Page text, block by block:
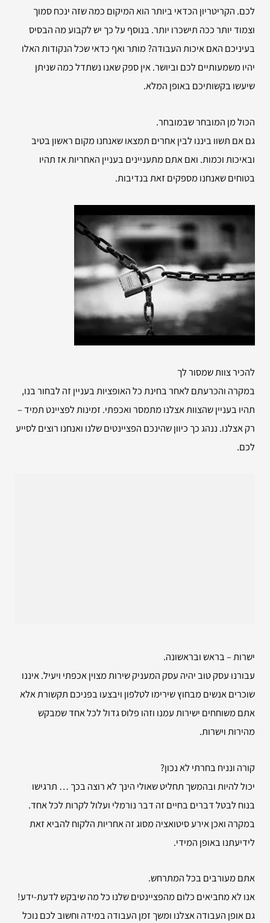
לכם. הקריטריון הכדאי ביותר הוא המיקום כמה שזה ינכח סמוך
וצמוד יותר ככה תישכרו יותר. בנוסף על כך יש לקבוע מה הבסיס
בעיניכם האם איכות העבודה? מותר ואף כדאי שכל הנקודות האלו
יהיו משמעותיים לכם וביושר. אין ספק שאנו נשתדל כמה שניתן
שיעשו בקשותיכם באופן המלא.
הכול מן המובחר שבמובחר.
גם אם תשוו ביננו לבין אחרים תמצאו שאנחנו מקום ראשון בטיב
ובאיכות וכמות. ואם אתם מתעניינים בעניין האחריות אז תהיו
בטוחים שאנחנו מספקים זאת בנדיבות.
להכיר צוות שמסור לך
במקרה והכרעתם לאחר בחינת כל האופציות בעניין זה לבחור בנו,
תהיו בעניין שהצוות אצלנו מתמסר ואכפתי. זמינות לפציינט תמיד –
רק אצלנו. ננהג כך כיוון שהינכם הפציינטים שלנו ואנחנו רוצים לסייע
לכם.
ישרות – בראש ובראשונה.
עבורנו עסק טוב יהיה עסק המעניק שירות מצוין אכפתי ויעיל. איננו
שוכרים אנשים מבחוץ שירימו לטלפון ויבצעו בפניכם תקשורת אלא
אתם משוחחים ישירות עמנו וזהו פלוס גדול לכל אחד שמבקש
מהירות וישרות.
קורה ונניח בחרתי לא נכון?
יכול להיות ובהמשך תחליט שאולי הינך לא רוצה בכך … תרגישו
בנוח לבטל דברים בחיים זה דבר נורמלי ועלול לקרות לכל אחד.
במקרה ואכן אירע סיטואציה מסוג זה אחריות הלקוח להביא זאת
לידיעתנו באופן המידי.
אתם מעורבים בכל המתרחש.
אנו לא מחביאים כלום מהפציינטים שלנו כל מה שיבקש לדעת-ידע!
גם אופן העבודה אצלנו ומשך זמן העבודה במידה וחשוב לכם נוכל